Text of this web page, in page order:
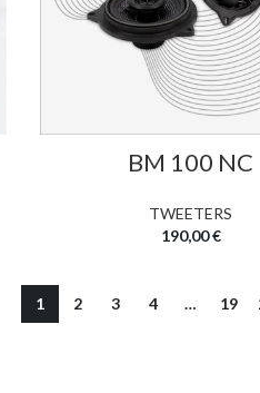
BM 100 NC
TWEETERS
190,00€
1 2 3 4 … 19